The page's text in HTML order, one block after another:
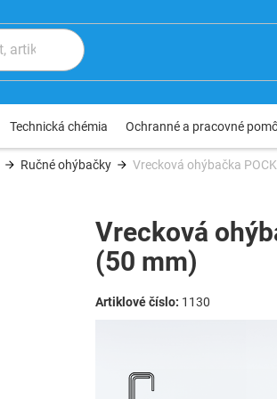
Technická chémia Ochranné a pracovné
Ručné ohýbačky Vrecková ohýbačka
Vrecková
(50 mm)
1130